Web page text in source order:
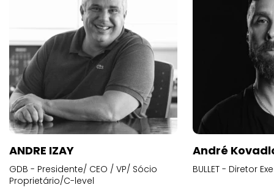
ANDRE IZAY
GDB - Presidente/ CEO / VP/ Sócio
Proprietário/C-level
André
BULLET - Diretor